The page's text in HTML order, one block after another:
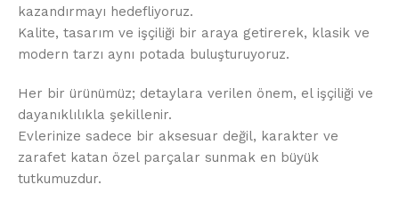
kazandırmayı hedefliyoruz.
Kalite, tasarım ve işçiliği bir araya getirerek, klasik ve
modern tarzı aynı potada buluşturuyoruz.
Her bir ürünümüz; detaylara verilen önem, el işçiliği ve
dayanıklılıkla şekillenir.
Evlerinize sadece bir aksesuar değil, karakter ve
zarafet katan özel parçalar sunmak en büyük
tutkumuzdur.